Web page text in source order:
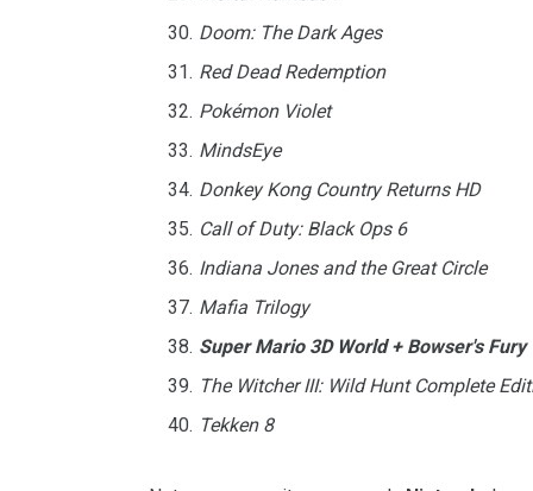
Doom: The Dark Ages
Red Dead Redemption
Pokémon Violet
MindsEye
Donkey Kong Country Returns HD
Call of Duty: Black Ops 6
Indiana Jones and the Great Circle
Mafia Trilogy
Super Mario 3D World + Bowser's Fury
The Witcher III: Wild Hunt Complete
Tekken 8